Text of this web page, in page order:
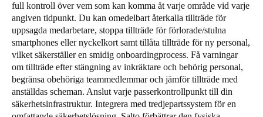
Polski
Czech Republic
Čeština
Denmark
DanskereEnglish
full kontroll över vem som kan komma åt varje område vid varje
angiven tidpunkt. Du kan omedelbart återkalla tillträde för
uppsagda medarbetare, stoppa tillträde för förlorade/stulna
smartphones eller nyckelkort samt tillåta tillträde för ny personal,
vilket säkerställer en smidig onboardingprocess. Få varningar
om tillträde efter stängning av inkräktare och behörig personal,
begränsa obehöriga teammedlemmar och jämför tillträde med
anställdas scheman. Anslut varje passerkontrollpunkt till din
säkerhetsinfrastruktur. Integrera med tredjepartssystem för en